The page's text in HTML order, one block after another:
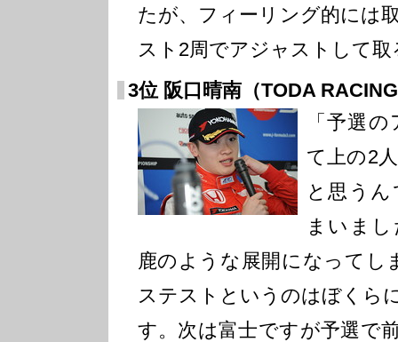
たが、フィーリング的には
スト2周でアジャストして
3位 阪口晴南（TODA
「予選
て上の2
と思う
まいま
鹿のような展開になってし
ステストというのはぼくら
す。次は富士ですが予選で